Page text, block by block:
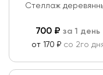
Стеллаж
700 ₽ за 1 день
от 170 ₽ со 2го